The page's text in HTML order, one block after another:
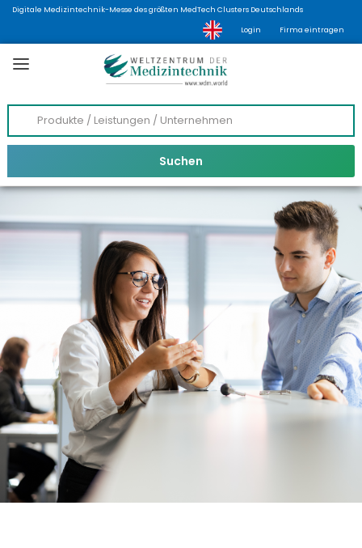
Digitale Medizintechnik-Messe des größten MedTech Clusters Deutschlands
Login Firma eintragen